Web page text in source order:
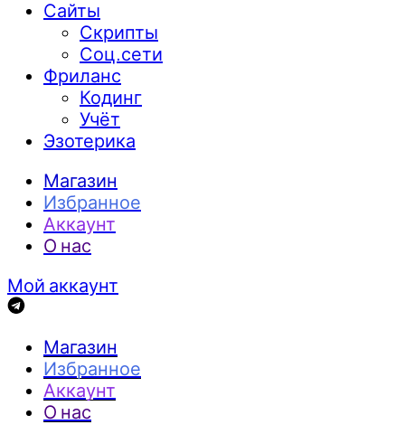
Сайты
Скрипты
Соц.сети
Фриланс
Кодинг
Учёт
Эзотерика
Магазин
Избранное
Аккаунт
О нас
Мой аккаунт
Магазин
Избранное
Аккаунт
О нас